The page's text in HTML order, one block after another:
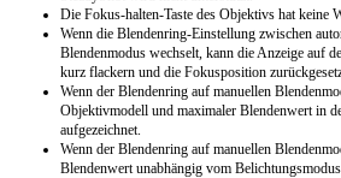
Die Fokus-halten-Taste des Objektivs hat keine
Wenn die Blendenring-Einstellung zwischen
Blendenmodus wechselt, kann die Anzeige auf
kurz flackern und die Fokusposition
Wenn der Blendenring auf manuellen
Objektivmodell und maximaler Blendenwert in
aufgezeichnet.
Wenn der Blendenring auf manuellen
Blendenwert unabhängig vom